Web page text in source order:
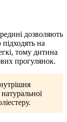
дозволяють
на
тому дитина
прогулянок.